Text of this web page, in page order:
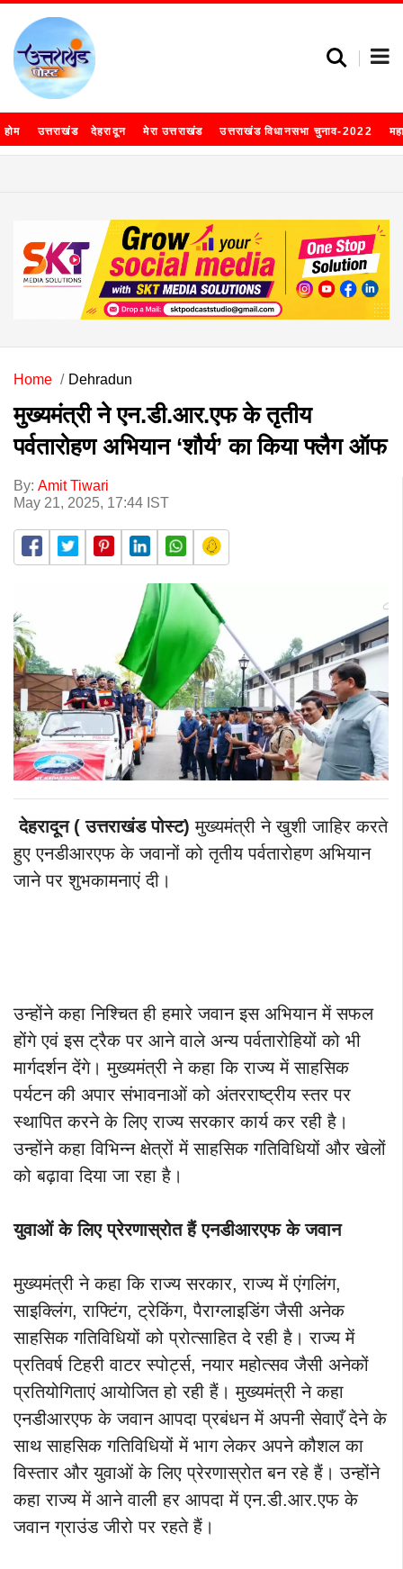
होम उत्तराखंड देहरादून मेरा उत्तराखंड उत्तराखंड विधानसभा चुनाव-2022
Home Dehradun
मुख्यमंत्री ने एन.डी.आर.एफ के तृतीय
पर्वतारोहण अभियान ‘शौर्य’ का किया फ्लैग ऑफ
By: Amit Tiwari
May 21, 2025, 17:44 IST
देहरादून ( उत्तराखंड पोस्ट) मुख्यमंत्री ने खुशी जाहिर करते
हुए एनडीआरएफ के जवानों को तृतीय पर्वतारोहण अभियान
जाने पर शुभकामनाएं दी।
उन्होंने कहा निश्चित ही हमारे जवान इस अभियान में सफल
होंगे एवं इस ट्रैक पर आने वाले अन्य पर्वतारोहियों को भी
मार्गदर्शन देंगे। मुख्यमंत्री ने कहा कि राज्य में साहसिक
पर्यटन की अपार संभावनाओं को अंतरराष्ट्रीय स्तर पर
स्थापित करने के लिए राज्य सरकार कार्य कर रही है।
उन्होंने कहा विभिन्न क्षेत्रों में साहसिक गतिविधियों और खेलों
को बढ़ावा दिया जा रहा है।
युवाओं के लिए प्रेरणास्रोत हैं एनडीआरएफ के जवान
मुख्यमंत्री ने कहा कि राज्य सरकार, राज्य में एंगलिंग,
साइक्लिंग, राफ्टिंग, ट्रेकिंग, पैराग्लाइडिंग जैसी अनेक
साहसिक गतिविधियों को प्रोत्साहित दे रही है। राज्य में
प्रतिवर्ष टिहरी वाटर स्पोर्ट्स, नयार महोत्सव जैसी अनेकों
प्रतियोगिताएं आयोजित हो रही हैं। मुख्यमंत्री ने कहा
एनडीआरएफ के जवान आपदा प्रबंधन में अपनी सेवाएँ देने के
साथ साहसिक गतिविधियों में भाग लेकर अपने कौशल का
विस्तार और युवाओं के लिए प्रेरणास्रोत बन रहे हैं। उन्होंने
कहा राज्य में आने वाली हर आपदा में एन.डी.आर.एफ के
जवान ग्राउंड जीरो पर रहते हैं।